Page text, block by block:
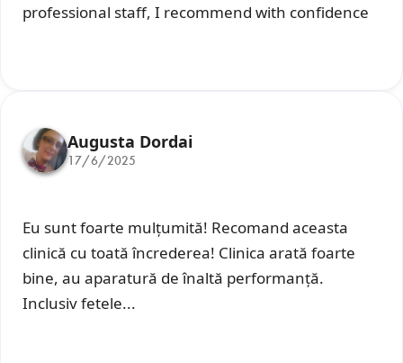
professional staff, I recommend with confidence
Augusta Dordai
17/6/2025
Eu sunt foarte mulțumită! Recomand aceasta
clinică cu toată încrederea! Clinica arată foarte
bine, au aparatură de înaltă performanță.
Inclusiv fetele...